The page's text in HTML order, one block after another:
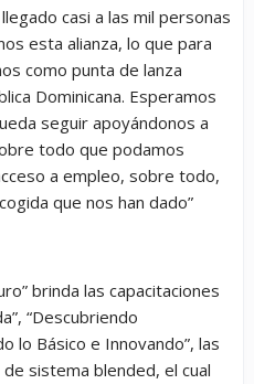
casi a las mil personas
esta alianza, lo que para
como punta de lanza
Dominicana. Esperamos
seguir apoyándonos a
todo que podamos
a empleo, sobre todo,
que nos han dado”
brinda las capacitaciones
“Descubriendo
lo Básico e Innovando”, las
sistema blended, el cual